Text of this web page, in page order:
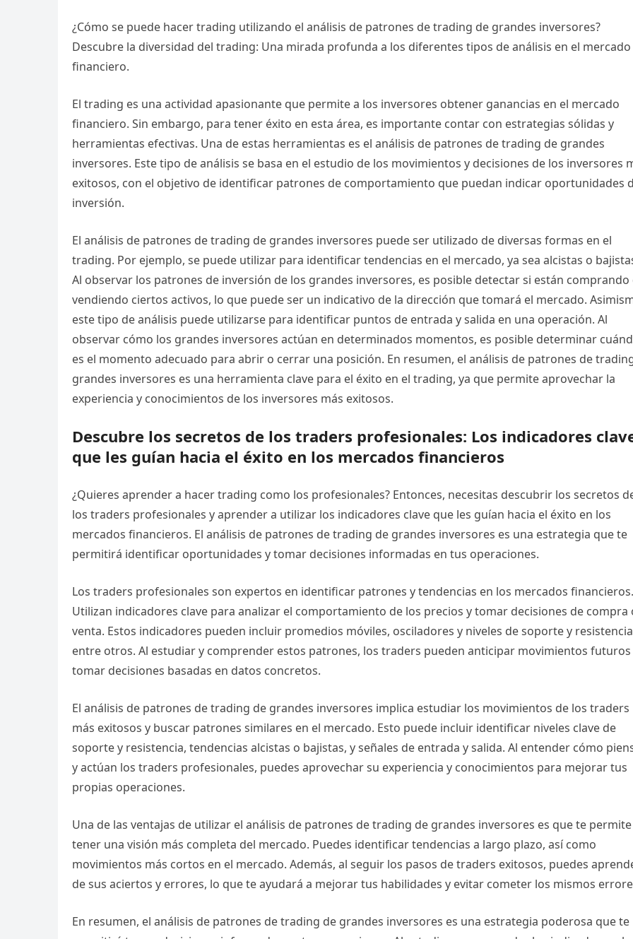
¿Cómo se puede hacer trading utilizando el análisis de patrones de trading de grandes inversores?
Descubre la diversidad del trading: Una mirada profunda a los diferentes tipos de análisis en el mercado
financiero.
El trading es una actividad apasionante que permite a los inversores obtener ganancias en el mercado
financiero. Sin embargo, para tener éxito en esta área, es importante contar con estrategias sólidas y
herramientas efectivas. Una de estas herramientas es el análisis de patrones de trading de grandes
inversores. Este tipo de análisis se basa en el estudio de los movimientos y decisiones de los inversores
exitosos, con el objetivo de identificar patrones de comportamiento que puedan indicar oportunidades
inversión.
El análisis de patrones de trading de grandes inversores puede ser utilizado de diversas formas en el
trading. Por ejemplo, se puede utilizar para identificar tendencias en el mercado, ya sea alcistas o
Al observar los patrones de inversión de los grandes inversores, es posible detectar si están comprando
vendiendo ciertos activos, lo que puede ser un indicativo de la dirección que tomará el mercado.
este tipo de análisis puede utilizarse para identificar puntos de entrada y salida en una operación. Al
observar cómo los grandes inversores actúan en determinados momentos, es posible determinar
es el momento adecuado para abrir o cerrar una posición. En resumen, el análisis de patrones de
grandes inversores es una herramienta clave para el éxito en el trading, ya que permite aprovechar la
experiencia y conocimientos de los inversores más exitosos.
Descubre los secretos de los traders profesionales: Los indicadores
que les guían hacia el éxito en los mercados financieros
¿Quieres aprender a hacer trading como los profesionales? Entonces, necesitas descubrir los secretos
los traders profesionales y aprender a utilizar los indicadores clave que les guían hacia el éxito en los
mercados financieros. El análisis de patrones de trading de grandes inversores es una estrategia que te
permitirá identificar oportunidades y tomar decisiones informadas en tus operaciones.
Los traders profesionales son expertos en identificar patrones y tendencias en los mercados financieros.
Utilizan indicadores clave para analizar el comportamiento de los precios y tomar decisiones de compra
venta. Estos indicadores pueden incluir promedios móviles, osciladores y niveles de soporte y
entre otros. Al estudiar y comprender estos patrones, los traders pueden anticipar movimientos futuros
tomar decisiones basadas en datos concretos.
El análisis de patrones de trading de grandes inversores implica estudiar los movimientos de los traders
más exitosos y buscar patrones similares en el mercado. Esto puede incluir identificar niveles clave de
soporte y resistencia, tendencias alcistas o bajistas, y señales de entrada y salida. Al entender cómo
y actúan los traders profesionales, puedes aprovechar su experiencia y conocimientos para mejorar tus
propias operaciones.
Una de las ventajas de utilizar el análisis de patrones de trading de grandes inversores es que te permite
tener una visión más completa del mercado. Puedes identificar tendencias a largo plazo, así como
movimientos más cortos en el mercado. Además, al seguir los pasos de traders exitosos, puedes
de sus aciertos y errores, lo que te ayudará a mejorar tus habilidades y evitar cometer los mismos
En resumen, el análisis de patrones de trading de grandes inversores es una estrategia poderosa que te